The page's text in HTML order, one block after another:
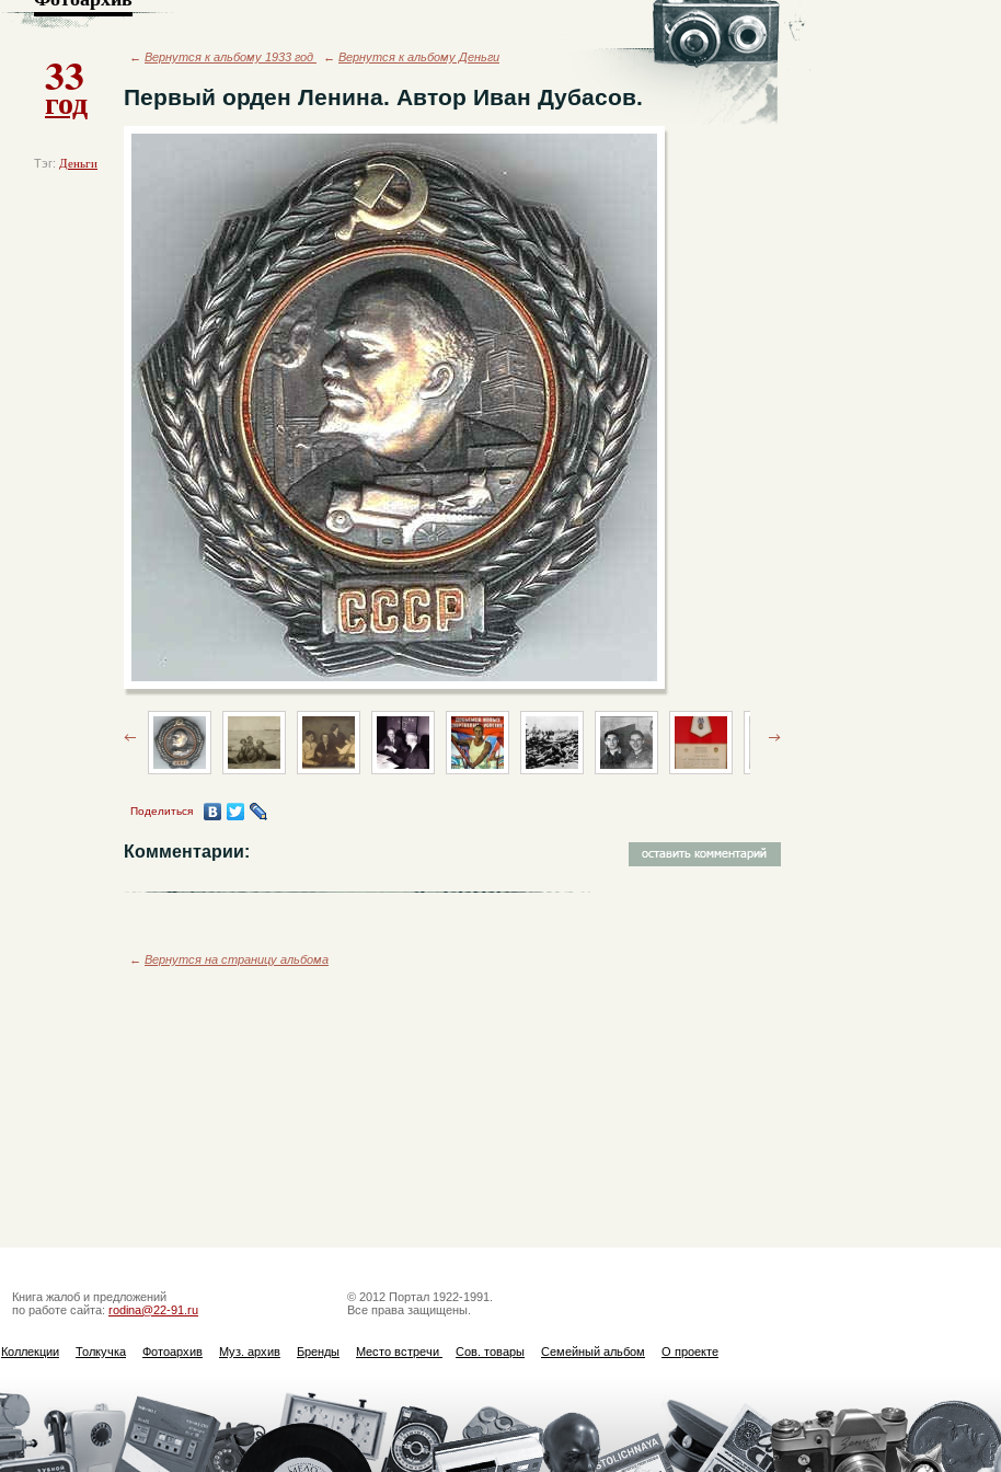
33
год
Тэг: Деньги
← Вернутся к альбому 1933 год ← Вернутся к альбому Деньги
Первый орден Ленина. Автор Иван Дубасов.
Поделиться
Комментарии:
← Вернутся на страницу альбома
Книга жалоб и предложений
по работе сайта: rodina@22-91.ru
© 2012 Портал 1922-1991.
Все права защищены.
Коллекции Толкучка Фотоархив Муз. архив Бренды Место встречи Сов. товары Семейный альбом О проекте